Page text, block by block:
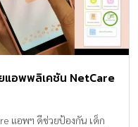
อพพลิเคชัน NetCare
แอพฯ ดีช่วยป้องกัน เด็ก